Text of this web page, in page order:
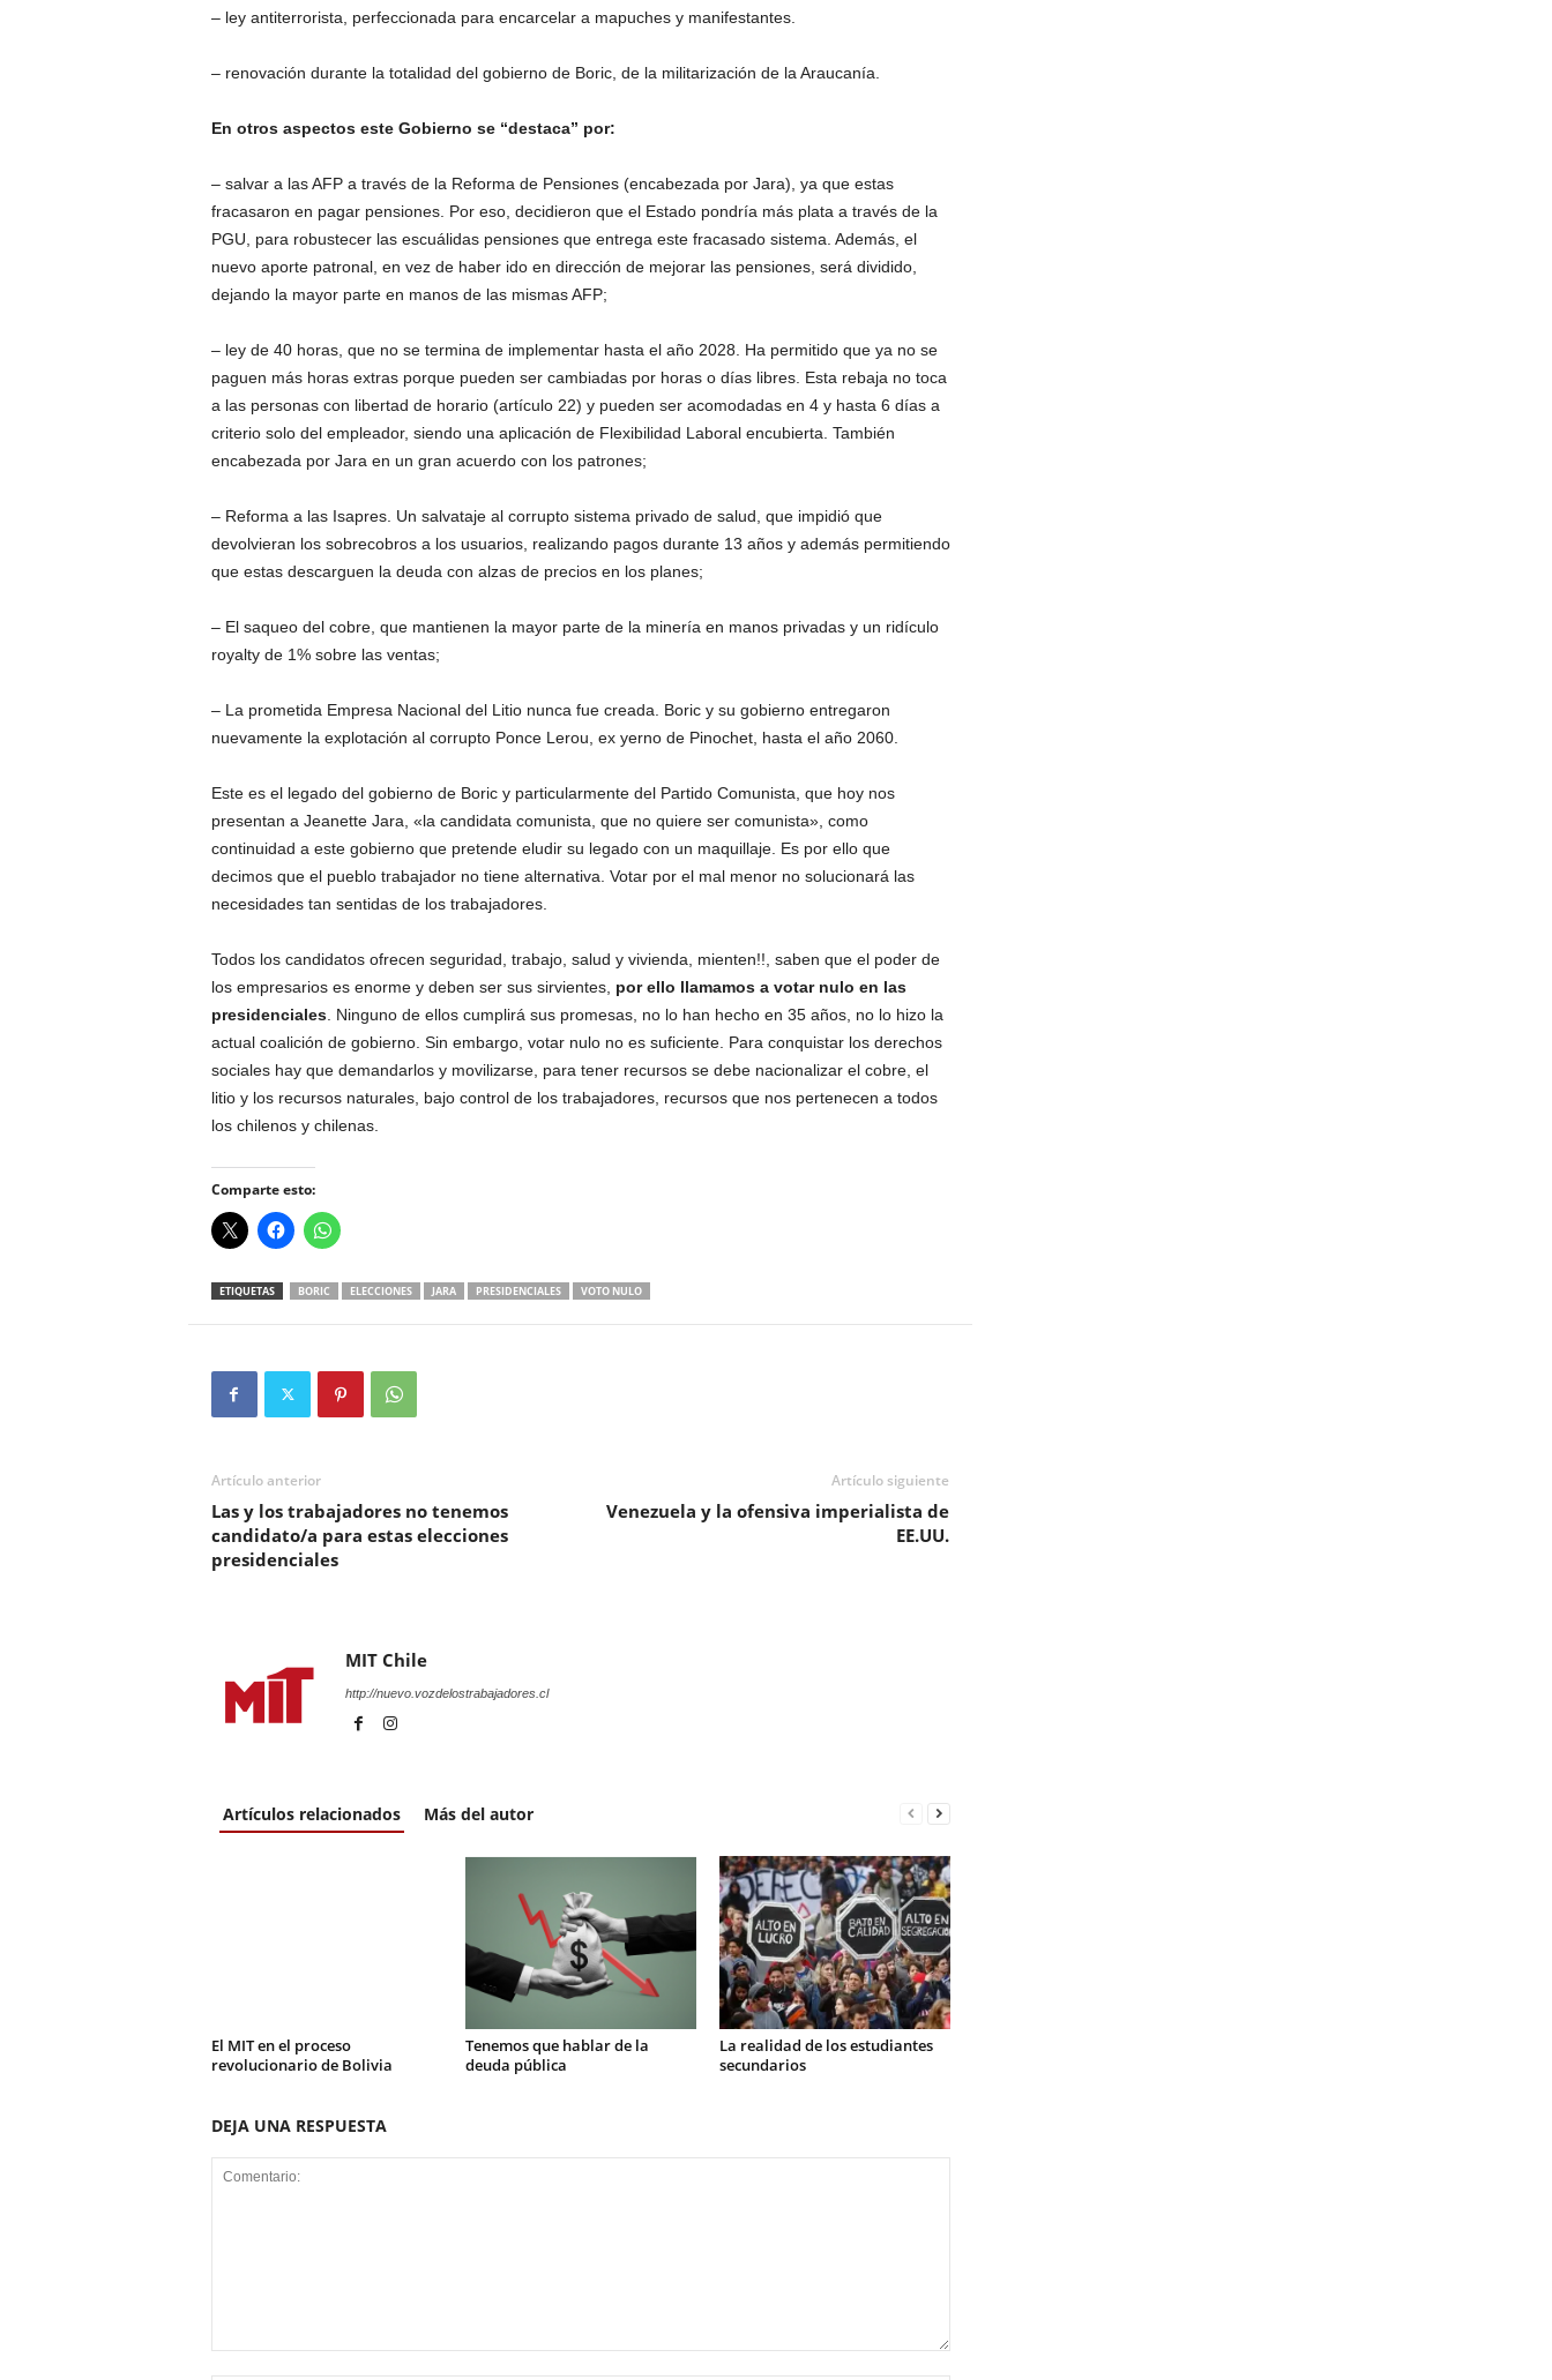
– ley antiterrorista, perfeccionada para encarcelar a mapuches y manifestantes.
– renovación durante la totalidad del gobierno de Boric, de la militarización de la Araucanía.
En otros aspectos este Gobierno se “destaca” por:
– salvar a las AFP a través de la Reforma de Pensiones (encabezada por Jara), ya que estas
fracasaron en pagar pensiones. Por eso, decidieron que el Estado pondría más plata a través de la
PGU, para robustecer las escuálidas pensiones que entrega este fracasado sistema. Además, el
nuevo aporte patronal, en vez de haber ido en dirección de mejorar las pensiones, será dividido,
dejando la mayor parte en manos de las mismas AFP;
– ley de 40 horas, que no se termina de implementar hasta el año 2028. Ha permitido que ya no se
paguen más horas extras porque pueden ser cambiadas por horas o días libres. Esta rebaja no toca
a las personas con libertad de horario (artículo 22) y pueden ser acomodadas en 4 y hasta 6 días a
criterio solo del empleador, siendo una aplicación de Flexibilidad Laboral encubierta. También
encabezada por Jara en un gran acuerdo con los patrones;
– Reforma a las Isapres. Un salvataje al corrupto sistema privado de salud, que impidió que
devolvieran los sobrecobros a los usuarios, realizando pagos durante 13 años y además permitiendo
que estas descarguen la deuda con alzas de precios en los planes;
– El saqueo del cobre, que mantienen la mayor parte de la minería en manos privadas y un ridículo
royalty de 1% sobre las ventas;
– La prometida Empresa Nacional del Litio nunca fue creada. Boric y su gobierno entregaron
nuevamente la explotación al corrupto Ponce Lerou, ex yerno de Pinochet, hasta el año 2060.
Este es el legado del gobierno de Boric y particularmente del Partido Comunista, que hoy nos
presentan a Jeanette Jara, «la candidata comunista, que no quiere ser comunista», como
continuidad a este gobierno que pretende eludir su legado con un maquillaje. Es por ello que
decimos que el pueblo trabajador no tiene alternativa. Votar por el mal menor no solucionará las
necesidades tan sentidas de los trabajadores.
Todos los candidatos ofrecen seguridad, trabajo, salud y vivienda, mienten!!, saben que el poder de
los empresarios es enorme y deben ser sus sirvientes, por ello llamamos a votar nulo en las
presidenciales. Ninguno de ellos cumplirá sus promesas, no lo han hecho en 35 años, no lo hizo la
actual coalición de gobierno. Sin embargo, votar nulo no es suficiente. Para conquistar los derechos
sociales hay que demandarlos y movilizarse, para tener recursos se debe nacionalizar el cobre, el
litio y los recursos naturales, bajo control de los trabajadores, recursos que nos pertenecen a todos
los chilenos y chilenas.
Comparte esto:
ETIQUETAS BORIC ELECCIONES JARA PRESIDENCIALES VOTO NULO
Artículo anterior
Las y los trabajadores no tenemos
candidato/a para estas elecciones
presidenciales
Artículo siguiente
Venezuela y la ofensiva imperialista de
EE.UU.
MIT Chile
http://nuevo.vozdelostrabajadores.cl
Artículos relacionados Más del autor
El MIT en el proceso
revolucionario de Bolivia
Tenemos que hablar de la
deuda pública
La realidad de los estudiantes
secundarios
DEJA UNA RESPUESTA